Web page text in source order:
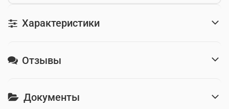
Характеристики
Отзывы
Документы